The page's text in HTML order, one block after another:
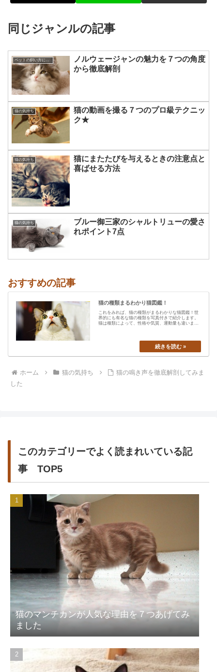
同じジャンルの記事
ペットの飼い方について☆
ノルウェージャンの魅力を７つの角度
から徹底解剖
猫の気持ち
猫の動画を撮る７つのプロ級テクニッ
ク★
猫の気持ち
猫にまたたびを与えるときの注意点と
喜ばせる方法
猫の気持ち
ブルー御三家のシャルトリューの愛さ
れポイント7点
おすすめの記事
猫の種類まるわかり猫図鑑！
これをみれば、猫の種類がまるわかりな猫図鑑！世
界的にも有名な猫の種類を写真付きで紹介します。
猫は種類によって、性格や気質、運動量も違います
ホーム 猫の気持ち
猫の鳴き声を徹底解剖してみま
した
このカテゴリーでよく読まれいている記
事 TOP5
猫のマンチカンが人気な理由を７つあげてみ
ました